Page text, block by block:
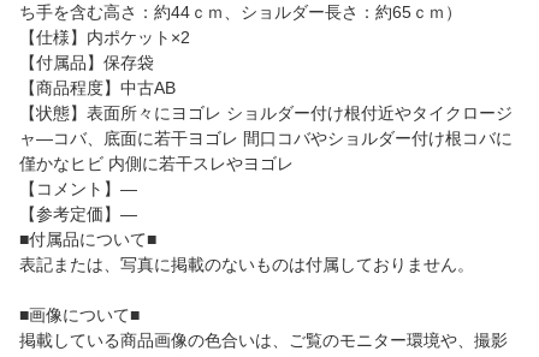
ち手を含む高さ：約44ｃｍ、ショルダー長さ：約65ｃｍ）
【仕様】内ポケット×2
【付属品】保存袋
【商品程度】中古AB
【状態】表面所々にヨゴレ ショルダー付け根付近やタイクロージ
ャ―コバ、底面に若干ヨゴレ 間口コバやショルダー付け根コバに
僅かなヒビ 内側に若干スレやヨゴレ
【コメント】―
【参考定価】―
■付属品について■
表記または、写真に掲載のないものは付属しておりません。
■画像について■
掲載している商品画像の色合いは、ご覧のモニター環境や、撮影